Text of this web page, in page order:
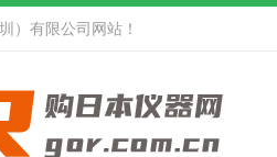
）有限公司网站！